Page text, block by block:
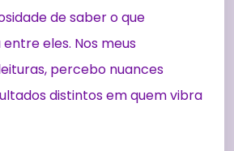
de saber o que
eles. Nos meus
percebo nuances
distintos em quem vibra